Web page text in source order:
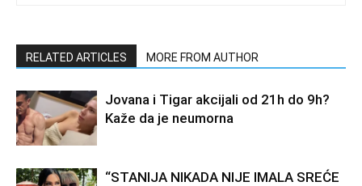
RELATED ARTICLES MORE FROM AUTHOR
Jovana i Tigar akcijali od 21h do 9h?
Kaže da je neumorna
“STANIJA NIKADA NIJE IMALA SREĆE